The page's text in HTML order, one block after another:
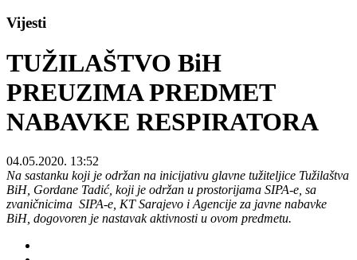
Vijesti
TUŽILAŠTVO BiH
PREUZIMA PREDMET
NABAVKE RESPIRATORA
04.05.2020. 13:52
Na sastanku koji je održan na inicijativu glavne tužiteljice Tužilaštva
BiH, Gordane Tadić, koji je održan u prostorijama SIPA-e, sa
zvaničnicima SIPA-e, KT Sarajevo i Agencije za javne nabavke
BiH, dogovoren je nastavak aktivnosti u ovom predmetu.